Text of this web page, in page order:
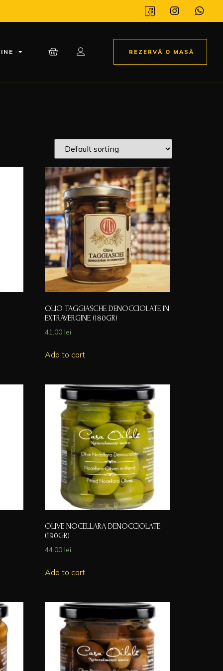
REZERVĂ O MASĂ
OLIO TAGGIASCHE DENOCCIOLATE IN
EXTRAVERGINE (180GR)
41.00lei
Add to cart
OLIVE NOCELLARA DENOCCIOLATE
(190GR)
44.00lei
Add to cart